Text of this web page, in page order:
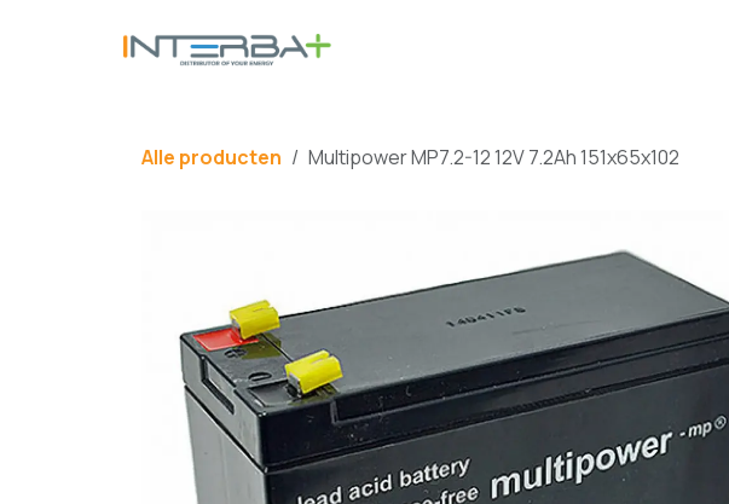
Alle producten Multipower MP7.2-12 12V 7.2Ah 151x65x102